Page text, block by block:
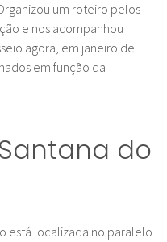
um roteiro pelos
e nos acompanhou
agora, em janeiro de
em função da
do
está localizada no paralelo